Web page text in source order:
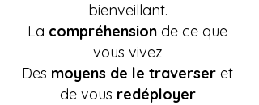
bienveillant.
La compréhension de ce que
vous vivez
Des moyens de le traverser et
de vous redéployer